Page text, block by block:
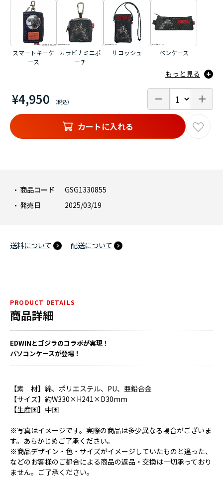
¥4,950
商品コード
GSG1330855
発売日
2025/03/19
送料について 配送について
スマートキーケ
ース
カラビナミニポ
ーチ
サコッシュ ペンケース
もっと見る
カートに入れる
PRODUCT DETAILS
商品詳細
EDWINとゴジラのコラボが実現！
パソコンケースが登場！
【素 材】綿、ポリエステル、PU、亜鉛合金
【サイズ】約W330×H241×D30mm
【生産国】中国
※写真はイメージです。実際の商品は多少異なる場合がございま
す。あらかじめご了承ください。
※商品デザイン・色・サイズがイメージしていたものと違った、
などのお客様のご都合による商品の返品・交換は一切承っており
ません。ご了承ください。